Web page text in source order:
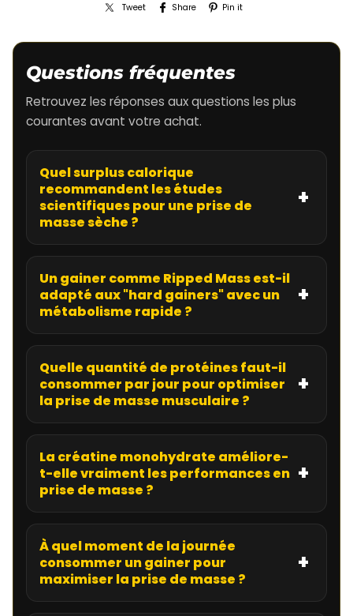
Tweet Share Pin it
Questions fréquentes
Retrouvez les réponses aux questions les plus
courantes avant votre achat.
Quel surplus calorique
recommandent les études
scientifiques pour une prise de
masse sèche ?
Un gainer comme Ripped Mass est-il
adapté aux "hard gainers" avec un
métabolisme rapide ?
Quelle quantité de protéines faut-il
consommer par jour pour optimiser
la prise de masse musculaire ?
La créatine monohydrate améliore-
t-elle vraiment les performances en
prise de masse ?
À quel moment de la journée
consommer un gainer pour
maximiser la prise de masse ?